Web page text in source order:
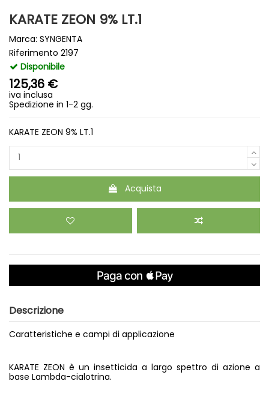
KARATE ZEON 9% LT.1
Marca: SYNGENTA
Riferimento 2197
Disponibile
125,36 €
iva inclusa
Spedizione in 1-2 gg.
KARATE ZEON 9% LT.1
Acquista
Descrizione
Caratteristiche e campi di applicazione
KARATE ZEON è un insetticida a largo spettro di azione a
base Lambda-cialotrina.